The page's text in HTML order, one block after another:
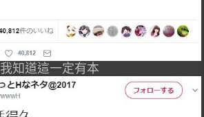
我知道這一定有本